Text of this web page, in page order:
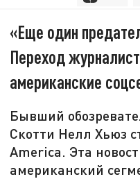
«Еще один
Переход
американские
Бывший
Скотти Нелл Хьюз
America. Эта
американский